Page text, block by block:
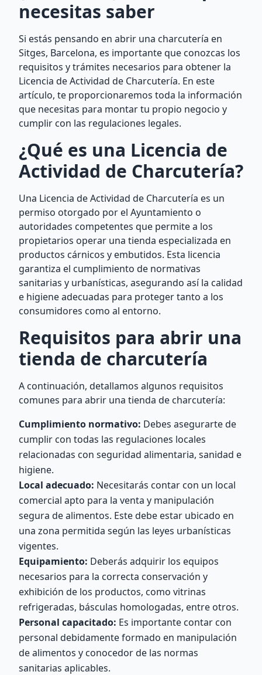
necesitas saber
Si estás pensando en abrir una charcutería en
Sitges, Barcelona, es importante que conozcas los
requisitos y trámites necesarios para obtener la
Licencia de Actividad de Charcutería. En este
artículo, te proporcionaremos toda la información
que necesitas para montar tu propio negocio y
cumplir con las regulaciones legales.
¿Qué es una Licencia de
Actividad de Charcutería?
Una Licencia de Actividad de Charcutería es un
permiso otorgado por el Ayuntamiento o
autoridades competentes que permite a los
propietarios operar una tienda especializada en
productos cárnicos y embutidos. Esta licencia
garantiza el cumplimiento de normativas
sanitarias y urbanísticas, asegurando así la calidad
e higiene adecuadas para proteger tanto a los
consumidores como al entorno.
Requisitos para abrir una
tienda de charcutería
A continuación, detallamos algunos requisitos
comunes para abrir una tienda de charcutería:
Cumplimiento normativo: Debes asegurarte de
cumplir con todas las regulaciones locales
relacionadas con seguridad alimentaria, sanidad e
higiene.
Local adecuado: Necesitarás contar con un local
comercial apto para la venta y manipulación
segura de alimentos. Este debe estar ubicado en
una zona permitida según las leyes urbanísticas
vigentes.
Equipamiento: Deberás adquirir los equipos
necesarios para la correcta conservación y
exhibición de los productos, como vitrinas
refrigeradas, básculas homologadas, entre otros.
Personal capacitado: Es importante contar con
personal debidamente formado en manipulación
de alimentos y conocedor de las normas
sanitarias aplicables.